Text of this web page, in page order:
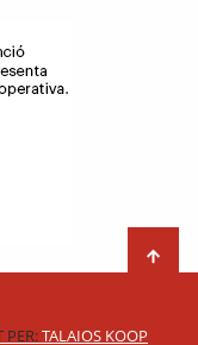
PER:TALAIOS KOOP